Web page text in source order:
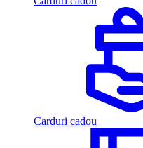
Carduri cadou